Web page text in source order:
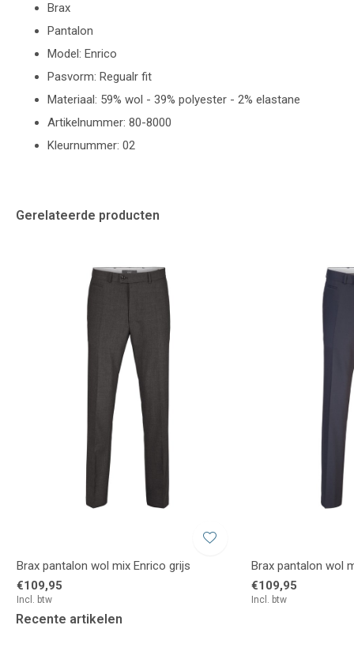
Brax
Pantalon
Model: Enrico
Pasvorm: Regualr fit
Materiaal: 59% wol - 39% polyester - 2% elastane
Artikelnummer: 80-8000
Kleurnummer: 02
Gerelateerde producten
Brax pantalon wol mix Enrico grijs
€109,95
Incl. btw
Brax pantalon wol
€109,95
Incl. btw
Recente artikelen